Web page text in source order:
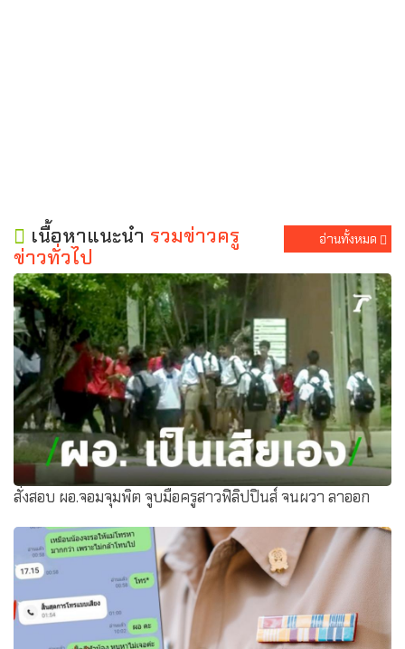
เนื้อหาแนะนำ รวมข่าวครู
ข่าวทั่วไป
อ่านทั้งหมด
สั่งสอบ ผอ.จอมจุมพิต จูบมือครูสาวฟิลิปปินส์ จนผวา ลาออก